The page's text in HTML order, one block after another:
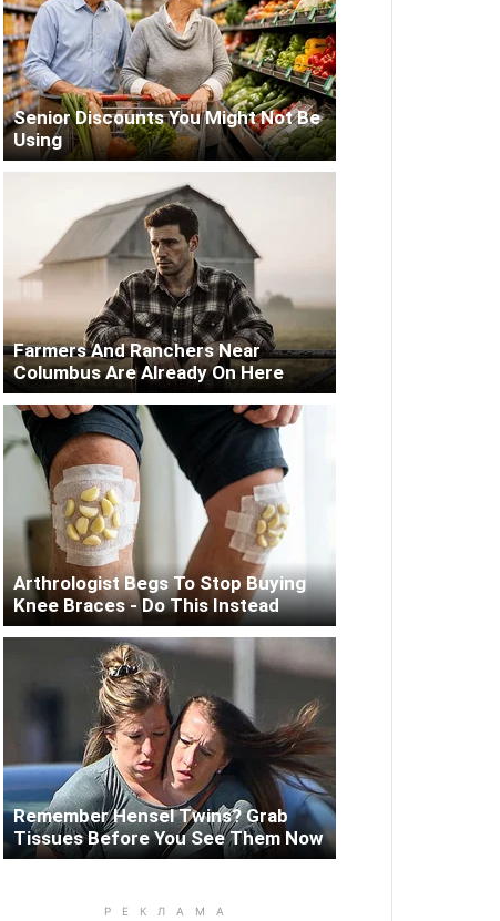
Senior Discounts You Might Not Be
Using
Farmers And Ranchers Near
Columbus Are Already On Here
Arthrologist Begs To Stop Buying
Knee Braces - Do This Instead
Remember Hensel Twins? Grab
Tissues Before You See Them Now